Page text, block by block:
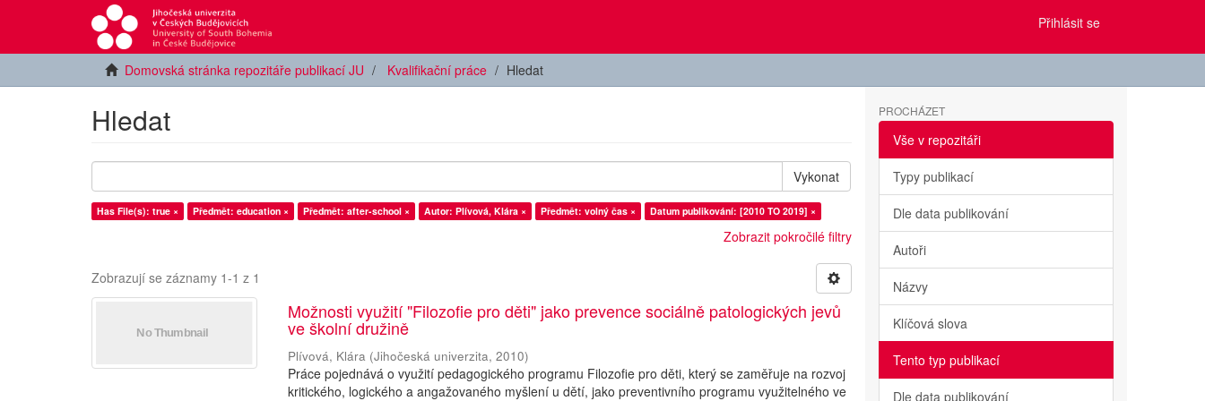
Přihlásit se
Domovská stránka repozitáře publikací JU Kvalifikační práce Hledat
Hledat
Vykonat
Has File(s): true × Předmět: education × Předmět: after-school × Autor: Plívová, Klára × Předmět: volný čas × Datum publikování: [2010 TO 2019] ×
Zobrazit pokročilé filtry
Zobrazují se záznamy 1-1 z 1
Možnosti využití "Filozofie pro děti" jako prevence sociálně patologických jevů
ve školní družině
Plívová, Klára (Jihočeská univerzita,2010)
Práce pojednává o využití pedagogického programu Filozofie pro děti, který se zaměřuje na rozvoj
kritického, logického a angažovaného myšlení u dětí, jako preventivního programu využitelného ve
PROCHÁZET
Vše v repozitáři
Typy publikací
Dle data publikování
Autoři
Názvy
Klíčová slova
Tento typ publikací
Dle data publikování